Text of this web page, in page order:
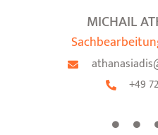
MICHAIL
+49